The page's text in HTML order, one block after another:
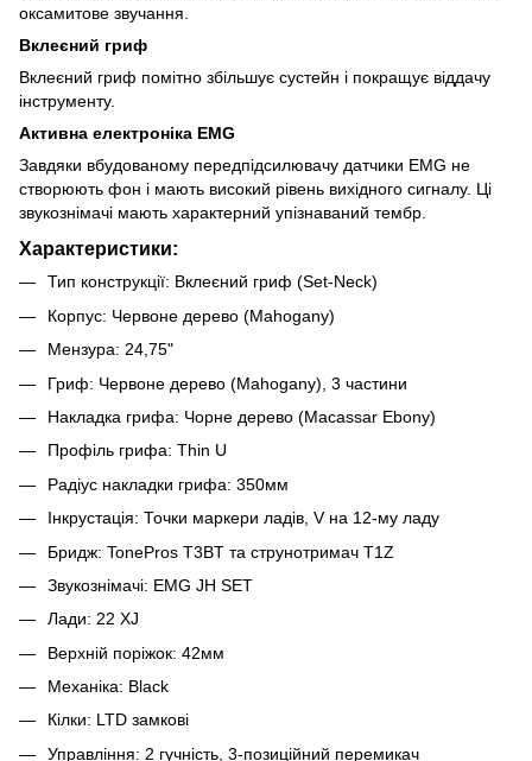
оксамитове звучання.
Вклеєний гриф
Вклеєний гриф помітно збільшує сустейн і покращує віддачу
інструменту.
Активна електроніка EMG
Завдяки вбудованому передпідсилювачу датчики EMG не
створюють фон і мають високий рівень вихідного сигналу. Ці
звукознімачі мають характерний упізнаваний тембр.
Характеристики:
Тип конструкції: Вклеєний гриф (Set-Neck)
Корпус: Червоне дерево (Mahogany)
Мензура: 24,75"
Гриф: Червоне дерево (Mahogany), 3 частини
Накладка грифа: Чорне дерево (Macassar Ebony)
Профіль грифа: Thin U
Радіус накладки грифа: 350мм
Інкрустація: Точки маркери ладів, V на 12-му ладу
Бридж: TonePros T3BT та струнотримач T1Z
Звукознімачі: EMG JH SET
Лади: 22 XJ
Верхній поріжок: 42мм
Механіка: Black
Кілки: LTD замкові
Управління: 2 гучність, 3-позиційний перемикач